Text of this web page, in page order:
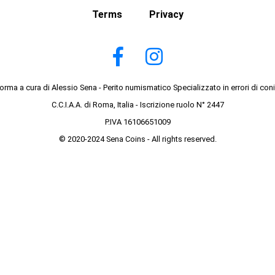
Terms Privacy
a cura di Alessio Sena - Perito numismatico Specializzato in errori di
C.C.I.A.A. di Roma, Italia - Iscrizione ruolo N° 2447
P.IVA 16106651009
© 2020-2024 Sena Coins - All rights reserved.